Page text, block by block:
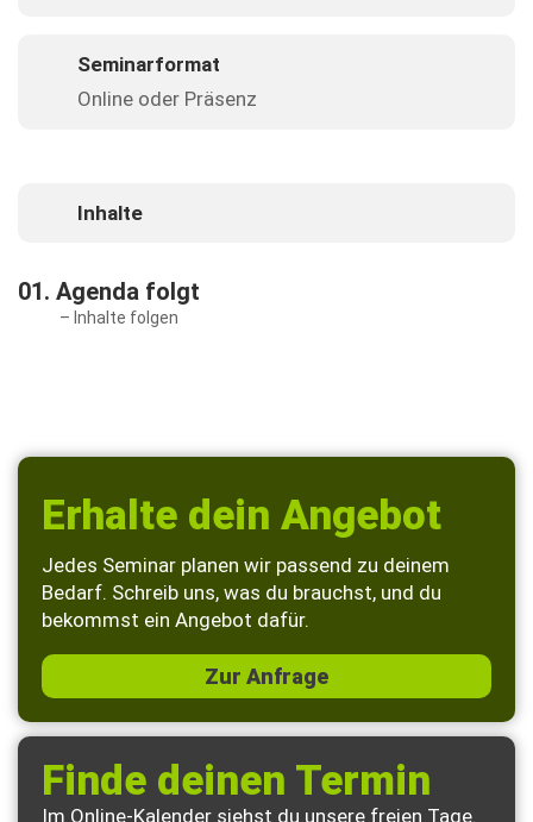
Seminarformat
Online oder Präsenz
Inhalte
01. Agenda folgt
– Inhalte folgen
Erhalte dein Angebot
Jedes Seminar planen wir passend zu deinem
Bedarf. Schreib uns, was du brauchst, und du
bekommst ein Angebot dafür.
Zur Anfrage
Finde deinen Termin
Im Online-Kalender siehst du unsere freien Tage.